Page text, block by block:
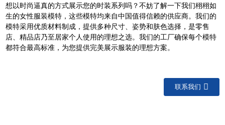
想以时尚逼真的方式展示您的时装系列吗？不妨了解一下我们栩栩如
生的女性服装模特，这些模特均来自中国值得信赖的供应商。我们的
模特采用优质材料制成，提供多种尺寸、姿势和肤色选择，是零售
店、精品店乃至居家个人使用的理想之选。我们的工厂确保每个模特
都符合最高标准，为您提供完美展示服装的理想方案。
联系我们